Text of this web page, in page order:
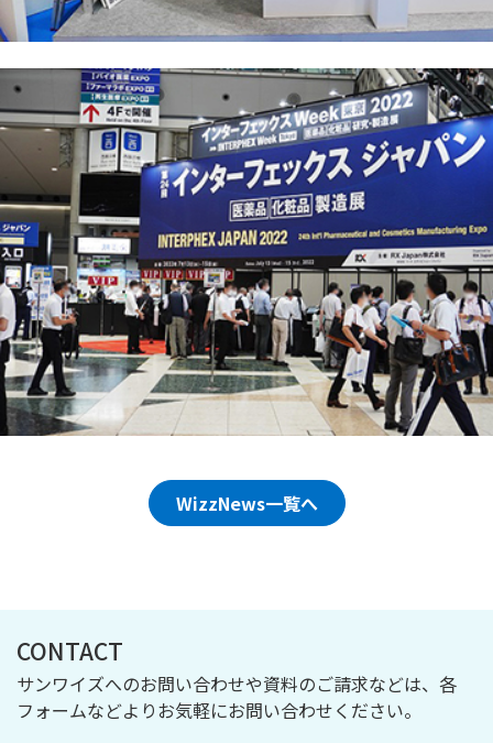
WizzNews一覧へ
CONTACT
サンワイズへのお問い合わせや資料のご請求などは、各
フォームなどよりお気軽にお問い合わせください。